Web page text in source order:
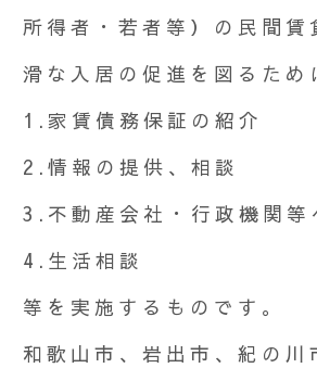
所得者・若者等）の民間賃
滑な入居の促進を図るため
1.家賃債務保証の紹介
2.情報の提供、相談
3.不動産会社・行政機関等
4.生活相談
等を実施するものです。
和歌山市、岩出市、紀の川